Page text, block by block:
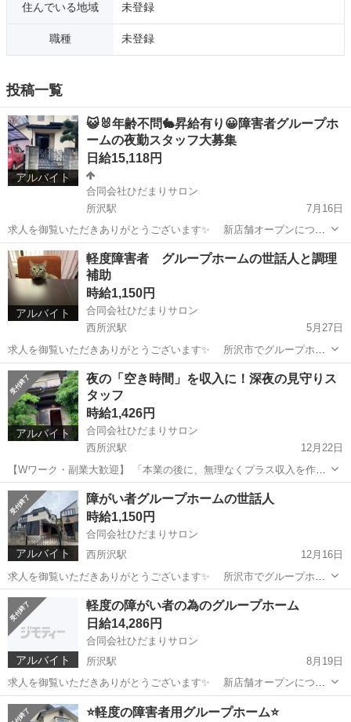
住んでいる地域 未登録
職種 未登録
投稿一覧
アルバイト
😺🐰年齢不問🐇昇給有り😀障害者グループホ
ームの夜勤スタッフ大募集
日給15,118円
合同会社ひだまりサロン
所沢駅
7月16日
求人を御覧いただきありがとうございます✨ 新店舗オープンにつき
新しい仲間を大募集‼️ 所沢市でグループホーム ひだまりサロンで世
話人を募集しております。 入居者様は女性棟 元町・金山町・山口各
4名。男性棟 山口・荒幡...
埼玉 所沢市 所沢駅 福祉 スタッフ
アルバイト
軽度障害者 グループホームの世話人と調理
補助
時給1,150円
合同会社ひだまりサロン
西所沢駅
5月27日
求人を御覧いただきありがとうございます✨ 所沢市でグループホー
ム ひだまりサロン元町・金山町・西所沢 サロンなごみ山口・荒幡で
世話人を募集しております。 入居者様は元町・金山町・西所沢各4
名。山口・荒幡6名です。...
埼玉 所沢市 西所沢駅 その他 グループホーム
アルバイト
夜の「空き時間」を収入に！深夜の見守りス
タッフ
時給1,426円
合同会社ひだまりサロン
西所沢駅
12月22日
【Wワーク・副業大歓迎】 「本業の後に、無理なくプラス収入を作り
たい」 そんなワーカーの方へ。深夜のグループホーム（共同生活援
助）での見守り業務はいかがですか？________________________...
埼玉 所沢市 西所沢駅 その他 スタッフ
アルバイト
障がい者グループホームの世話人
時給1,150円
合同会社ひだまりサロン
西所沢駅
12月16日
求人を御覧いただきありがとうございます✨ 所沢市でグループホー
ム ひだまりサロン元町・金山町・西所沢 サロンなごみ山口・荒幡で
世話人を募集しております。 入居者様は元町・金山町・西所沢各4
名。山口・荒幡6名です。...
埼玉 所沢市 西所沢駅 飲食 世話人
アルバイト
軽度の障がい者の為のグループホーム
日給14,286円
合同会社ひだまりサロン
所沢駅
8月19日
求人を御覧いただきありがとうございます✨ 新店舗オープンにつき
新しい仲間を大募集‼️ 所沢市でグループホーム ひだまりサロンで世
話人を募集しております。 入居者様は女性棟 元町・金山町・山口各
埼玉 所沢市 所沢駅 福祉 グループホーム
⭐️軽度の障害者用グループホーム⭐️